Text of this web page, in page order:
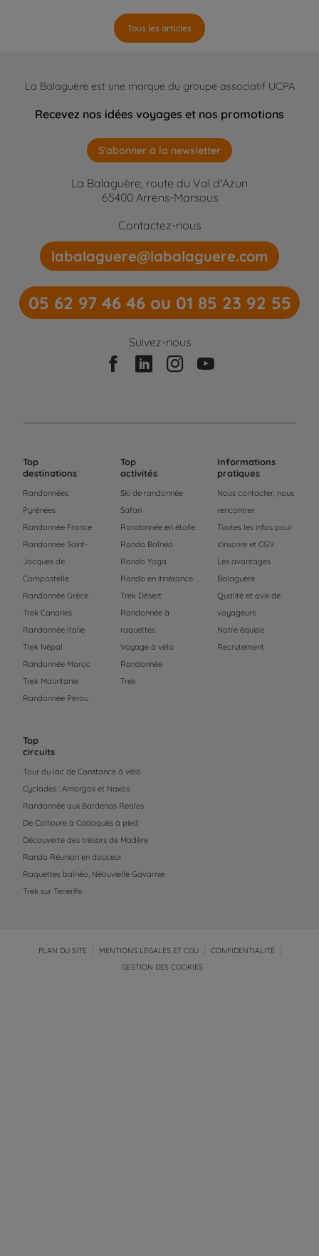
Tous les articles
La Balaguère est une marque du groupe associatif UCPA
Recevez nos idées voyages et nos promotions
S'abonner à la newsletter
La Balaguère, route du Val d'Azun
65400 Arrens-Marsous
Contactez-nous
labalaguere@labalaguere.com
05 62 97 46 46 ou 01 85 23 92 55
Suivez-nous
Top
destinations
Randonnées
Pyrénées
Randonnée France
Randonnée Saint-
Jacques de
Compostelle
Randonnée Grèce
Trek Canaries
Randonnée Italie
Trek Népal
Randonnée Maroc
Trek Mauritanie
Randonnée Pérou
Top
activités
Ski de randonnée
Safari
Randonnée en étoile
Rando Balnéo
Rando Yoga
Rando en itinérance
Trek Désert
Randonnée à
raquettes
Voyage à vélo
Randonnée
Trek
Informations
pratiques
Nous contacter, nous
rencontrer
Toutes les infos pour
s'inscrire et CGV
Les avantages
Balaguère
Qualité et avis de
voyageurs
Notre équipe
Recrutement
Top
circuits
Tour du lac de Constance à vélo
Cyclades : Amorgos et Naxos
Randonnée aux Bardenas Reales
De Collioure à Cadaquès à pied
Découverte des trésors de Madère
Rando Réunion en douceur
Raquettes balnéo, Néouvielle Gavarnie
Trek sur Tenerife
PLAN DU SITE MENTIONS LÉGALES ET CGU
CONFIDENTIALITÉ
GESTION DES COOKIES